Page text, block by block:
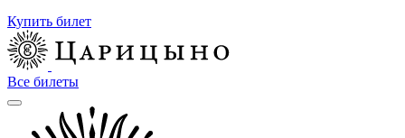
Купить билет
Все билеты